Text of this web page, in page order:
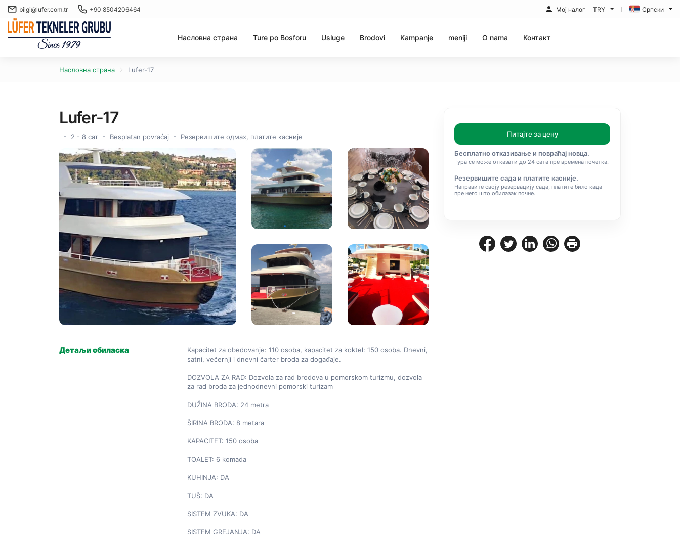
bilgi@lufer.com.tr +90 8504206464 Мој налог TRY Српски
Насловна страна Ture po Bosforu Usluge Brodovi Kampanje meniji O nama Контакт
Насловна страна Lufer-17
Lufer-17
2 - 8 сат Besplatan povraćaj Резервишите одмах, платите касније
Детаљи обиласка
Kapacitet za obedovanje: 110 osoba, kapacitet za koktel: 150 osoba. Dnevni,
satni, večernji i dnevni čarter broda za događaje.
DOZVOLA ZA RAD: Dozvola za rad brodova u pomorskom turizmu, dozvola
za rad broda za jednodnevni pomorski turizam
DUŽINA BRODA: 24 metra
ŠIRINA BRODA: 8 metara
KAPACITET: 150 osoba
TOALET: 6 komada
KUHINJA: DA
TUŠ: DA
SISTEM ZVUKA: DA
SISTEM GREJANJA: DA
Питајте за цену
Бесплатно отказивање и повраћај новца.
Тура се може отказати до 24 сата пре времена почетка.
Резервишите сада и платите касније.
Направите своју резервацију сада, платите било када
пре него што обилазак почне.